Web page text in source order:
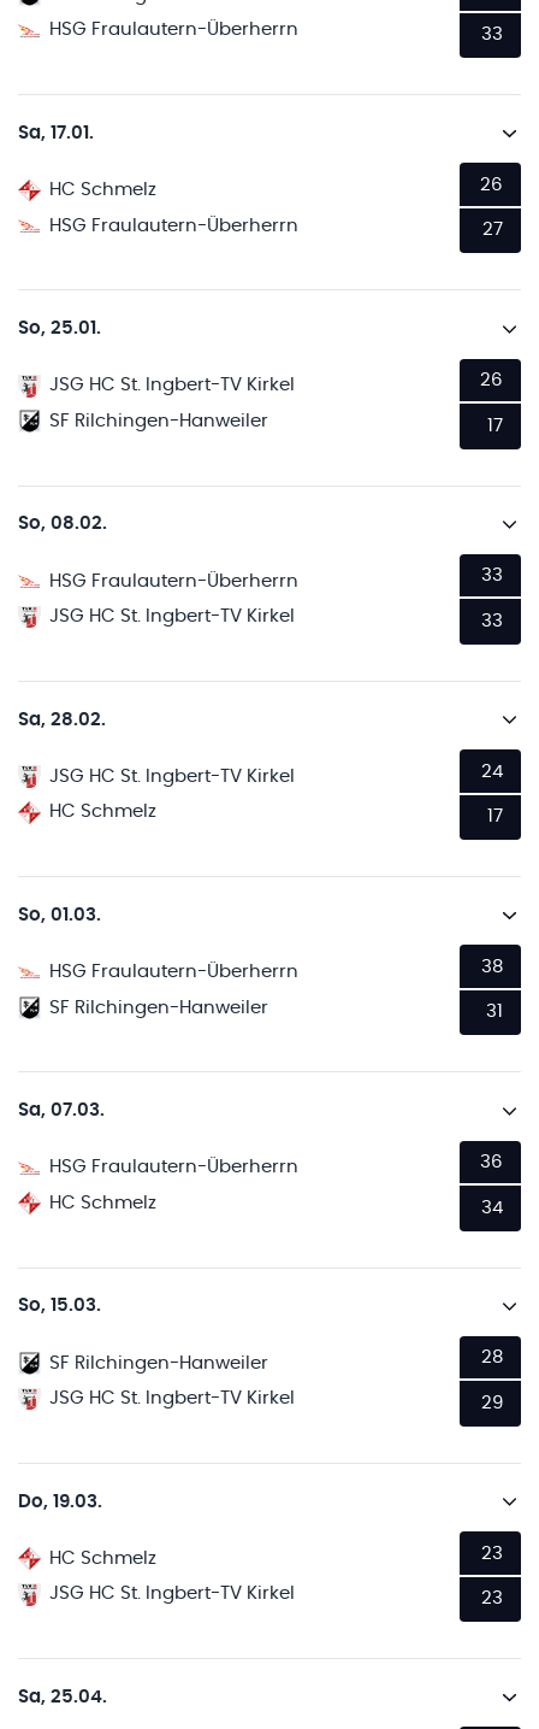
HSG Fraulautern-Überherrn
33
Sa, 17.01.
HC Schmelz
HSG Fraulautern-Überherrn
26
27
So, 25.01.
JSG HC St. Ingbert-TV Kirkel
SF Rilchingen-Hanweiler
26
17
So, 08.02.
HSG Fraulautern-Überherrn
JSG HC St. Ingbert-TV Kirkel
33
33
Sa, 28.02.
JSG HC St. Ingbert-TV Kirkel
HC Schmelz
24
17
So, 01.03.
HSG Fraulautern-Überherrn
SF Rilchingen-Hanweiler
38
31
Sa, 07.03.
HSG Fraulautern-Überherrn
HC Schmelz
36
34
So, 15.03.
SF Rilchingen-Hanweiler
JSG HC St. Ingbert-TV Kirkel
28
29
Do, 19.03.
HC Schmelz
JSG HC St. Ingbert-TV Kirkel
23
23
Sa, 25.04.